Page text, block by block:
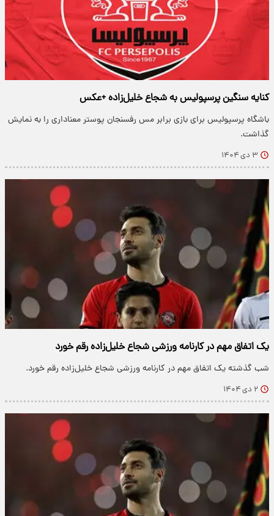
کنایه سنگین پرسپولیس به شجاع خلیل‌زاده +عکس
باشگاه پرسپولیس برای بازی برابر مس رفسنجان پوستر معناداری را به نمایش
گذاشت.
۳ دی ۱۴۰۴
یک اتفاق مهم در کارنامه ورزشی شجاع خلیل‌زاده رقم خورد
شب گذشته یک اتفاق مهم در کارنامه ورزشی شجاع خلیل‌زاده رقم خورد.
۲ دی ۱۴۰۴